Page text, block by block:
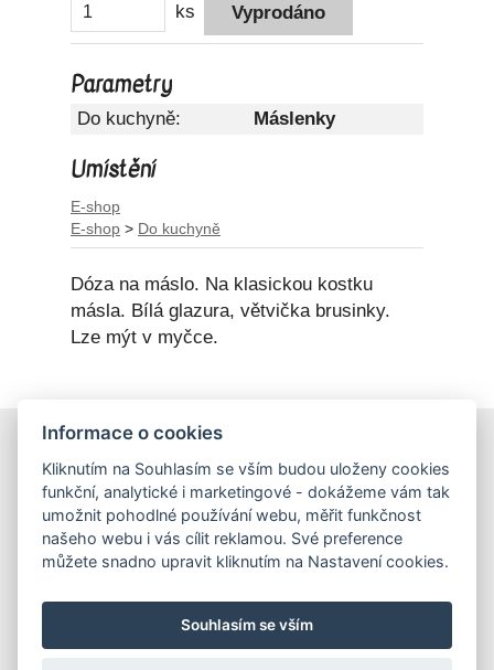
ks
Parametry
Do kuchyně: Máslenky
Umístění
E-shop
E-shop > Do kuchyně
Dóza na máslo. Na klasickou kostku
másla. Bílá glazura, větvička brusinky.
Lze mýt v myčce.
Obchodní podmínky
Podmínky ochrany osobních údajů
Hrnečky
Ateliér Hrnečky
Informace o cookies
Kliknutím na Souhlasím se vším budou uloženy cookies
funkční, analytické i marketingové - dokážeme vám tak
umožnit pohodlné používání webu, měřit funkčnost
našeho webu i vás cílit reklamou. Své preference
můžete snadno upravit kliknutím na Nastavení cookies.
Souhlasím se vším